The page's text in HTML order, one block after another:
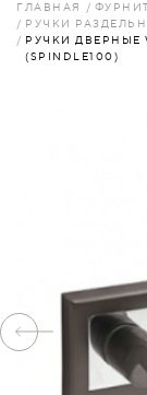
ГЛАВНАЯ
РУЧКИ
РУЧКИ ДВЕРНЫЕ
(SPINDLE100)